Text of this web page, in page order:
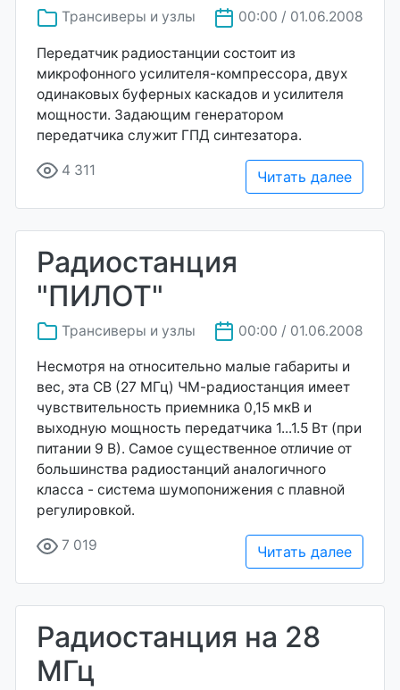
Трансиверы и узлы 00:00 / 01.06.2008
Передатчик радиостанции состоит из
микрофонного усилителя-компрессора, двух
одинаковых буферных каскадов и усилителя
мощности. Задающим генератором
передатчика служит ГПД синтезатора.
4 311 Читать далее
Радиостанция
"ПИЛОТ"
Трансиверы и узлы 00:00 / 01.06.2008
Несмотря на относительно малые габариты и
вес, эта СВ (27 МГц) ЧМ-радиостанция имеет
чувствительность приемника 0,15 мкВ и
выходную мощность передатчика 1...1.5 Вт (при
питании 9 В). Самое существенное отличие от
большинства радиостанций аналогичного
класса - система шумопонижения с плавной
регулировкой.
7 019 Читать далее
Радиостанция на 28
МГц